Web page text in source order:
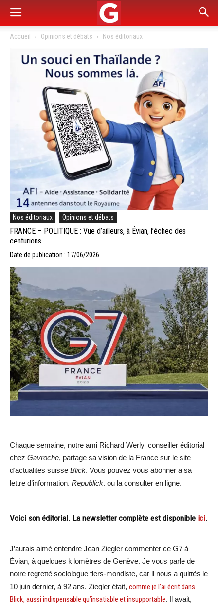
Accueil Opinions et débats Nos éditoriaux
Nos éditoriaux Opinions et débats
FRANCE – POLITIQUE : Vue d’ailleurs, à Évian, l’échec des
centurions
Date de publication : 17/06/2026
Chaque semaine, notre ami Richard Werly, conseiller éditorial
chez Gavroche, partage sa vision de la France sur le site
d’actualités suisse Blick. Vous pouvez vous abonner à sa
lettre d’information, Republick, ou la consulter en ligne.
Voici son éditorial. La newsletter complète est disponible ici.
J’aurais aimé entendre Jean Ziegler commenter ce G7 à
Évian, à quelques kilomètres de Genève. Je vous parle de
notre regretté sociologue tiers-mondiste, car il nous a quittés le
10 juin dernier, à 92 ans. Ziegler était, comme je l’ai écrit dans
Blick, aussi indispensable qu’insatiable et insupportable. Il avait,